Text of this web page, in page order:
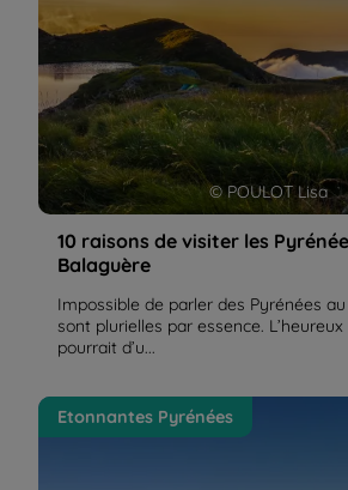
© POULOT Lisa
10 raisons de visiter les
Balaguère
Impossible de parler des Pyrénées
sont plurielles par essence.
pourrait d’u...
L’Aneto, le Mont Blanc des Pyrénées
Etonnantes Pyrénées